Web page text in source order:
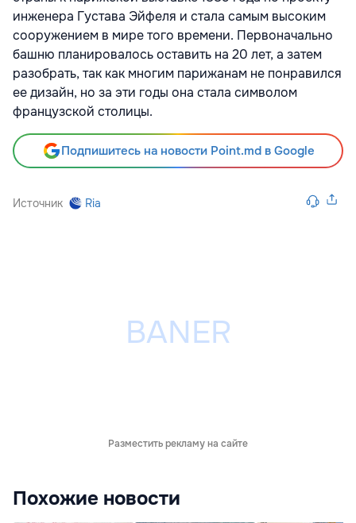
инженера Густава Эйфеля и стала самым высоким
сооружением в мире того времени. Первоначально
башню планировалось оставить на 20 лет, а затем
разобрать, так как многим парижанам не понравился
ее дизайн, но за эти годы она стала символом
французской столицы.
Подпишитесь на новости Point.md в Google
Источник Ria
Разместить рекламу на сайте
Похожие новости